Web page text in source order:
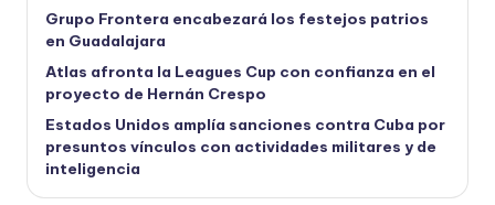
Grupo Frontera encabezará los festejos patrios
en Guadalajara
Atlas afronta la Leagues Cup con confianza en el
proyecto de Hernán Crespo
Estados Unidos amplía sanciones contra Cuba por
presuntos vínculos con actividades militares y de
inteligencia